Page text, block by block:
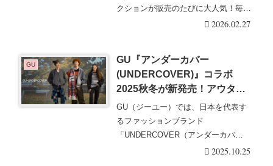
クションが販売のたびに大人気！毎回
大型コラボ・・・続きを読む2026.02.27
GU
GU『アンダーカバー
(UNDERCOVER)』コラボ
2025秋冬が新発売！アウタ
ー、ニット、スウェット、Tシ
ャツ、ボトムス、バッグ、ブー
ツ、ストール、ソックス、ニッ
トキャップ！映画『E.T.』も！
GU（ジーユー）では、日本を代表す
るファッションブランド
「UNDERCOVER（アンダーカバ
ー）」とコラボして、2025・・・続き
2025.10.25